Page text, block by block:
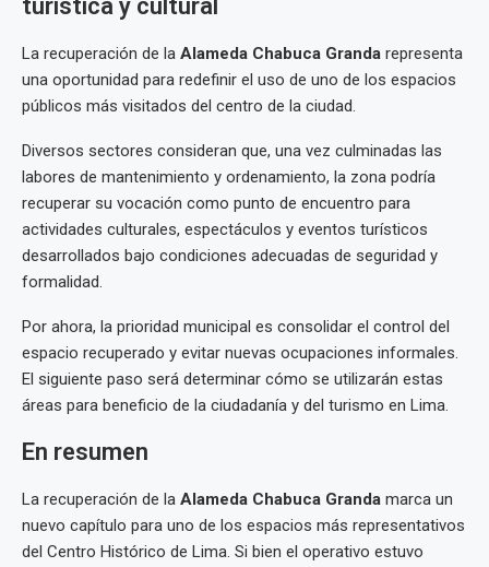
turística y cultural
La recuperación de la Alameda Chabuca Granda representa
una oportunidad para redefinir el uso de uno de los espacios
públicos más visitados del centro de la ciudad.
Diversos sectores consideran que, una vez culminadas las
labores de mantenimiento y ordenamiento, la zona podría
recuperar su vocación como punto de encuentro para
actividades culturales, espectáculos y eventos turísticos
desarrollados bajo condiciones adecuadas de seguridad y
formalidad.
Por ahora, la prioridad municipal es consolidar el control del
espacio recuperado y evitar nuevas ocupaciones informales.
El siguiente paso será determinar cómo se utilizarán estas
áreas para beneficio de la ciudadanía y del turismo en Lima.
En resumen
La recuperación de la Alameda Chabuca Granda marca un
nuevo capítulo para uno de los espacios más representativos
del Centro Histórico de Lima. Si bien el operativo estuvo